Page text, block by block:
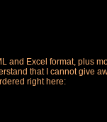
and Excel format, plus
that I cannot give
right here: